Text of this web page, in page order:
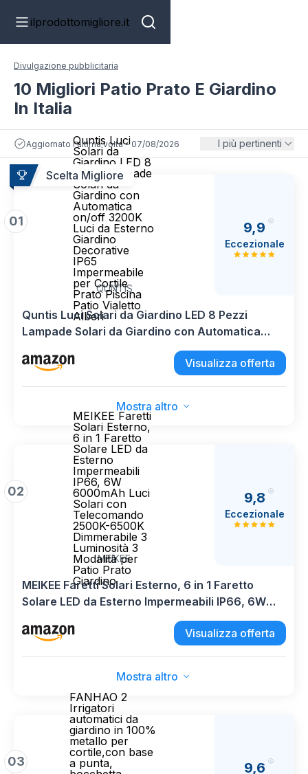
ilprodottomigliore.it
Divulgazione pubblicitaria
10 Migliori Patio Prato E Giardino
In Italia
Aggiornato l'ultima volta - 07/08/2026 I più pertinenti
Scelta Migliore
01
Quntis Luci
Solari da
Giardino LED 8
Pezzi Lampade
Solari da
Giardino con
Automatica
on/off 3200K
Luci da Esterno
Giardino
Decorative
IP65
Impermeabile
per Cortile
Prato Piscina
Patio Vialetto
Alberi
QUNTIS
9,9
Eccezionale
Quntis Luci Solari da Giardino LED 8 Pezzi
Lampade Solari da Giardino con Automatica
on/off 3200K Luci da Esterno Giardino
Decorative IP65 Impermeabile per Cortile Prato
Visualizza offerta
Mostra altro
02
MEIKEE Faretti
Solari Esterno,
6 in 1 Faretto
Solare LED da
Esterno
Impermeabili
IP66, 6W
6000mAh Luci
Solari con
Telecomando
2500K-6500K
Dimmerabile 3
Luminosità 3
Modalità per
Patio Prato
Giardino
MEIKEE
9,8
Eccezionale
MEIKEE Faretti Solari Esterno, 6 in 1 Faretto
Solare LED da Esterno Impermeabili IP66, 6W
6000mAh Luci Solari con Telecomando 2500K-
6500K Dimmerabile 3 Luminosità 3 Modalità per
Visualizza offerta
Mostra altro
03
FANHAO 2
Irrigatori
automatici da
giardino in 100%
metallo per
cortile,con base
a punta,
9,6